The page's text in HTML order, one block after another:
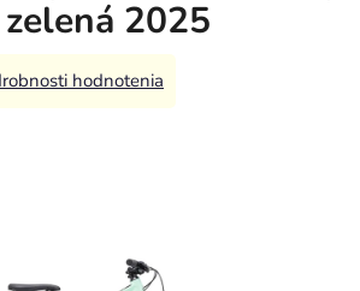
2025
hodnotenia